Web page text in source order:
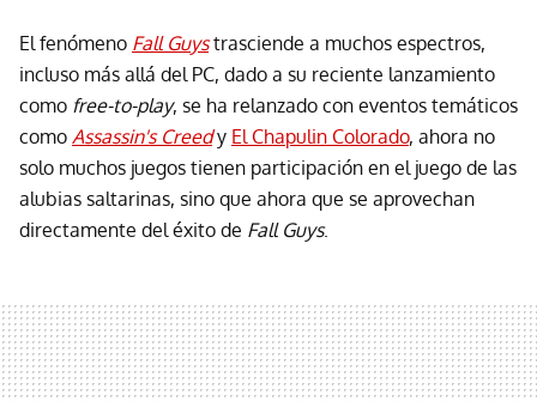
El fenómeno Fall Guystrasciende a muchos espectros,
incluso más allá del PC, dado a su reciente lanzamiento
como free-to-play, se ha relanzado con eventos temáticos
como Assassin's Creedy El Chapulin Colorado, ahora no
solo muchos juegos tienen participación en el juego de las
alubias saltarinas, sino que ahora que se aprovechan
directamente del éxito de Fall Guys.